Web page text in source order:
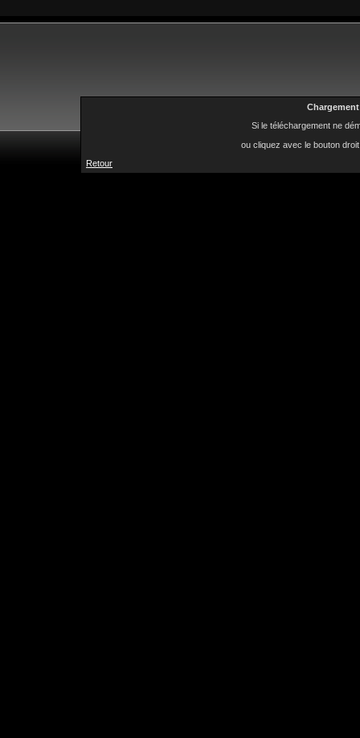
Si le téléchargement ne
ou cliquez avec le bouton
Retour